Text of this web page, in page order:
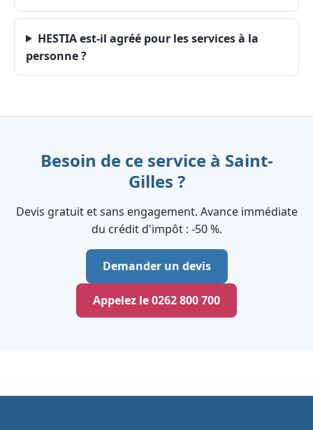
HESTIA est-il agréé pour les services à la
personne ?
Besoin de ce service à Saint-
Gilles ?
Devis gratuit et sans engagement. Avance immédiate
du crédit d'impôt : ‑50 %.
Demander un devis
Appelez le 0262 800 700